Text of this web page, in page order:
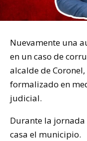
Nuevamente una
en un caso de
alcalde de
formalizado en
judicial.
Durante la
casa el municipio.